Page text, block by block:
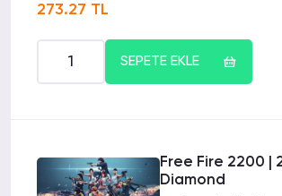
273.27 TL
SEPETE EKLE
Free Fire 2200 |
Diamond